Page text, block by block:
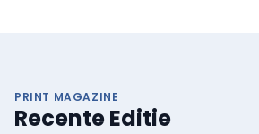
PRINT MAGAZINE
Recente Editie